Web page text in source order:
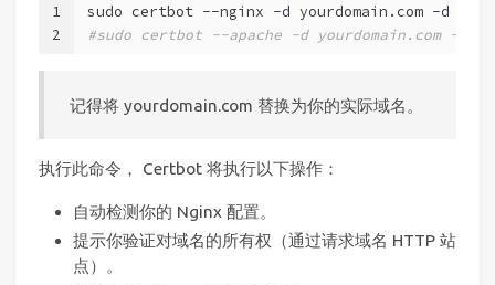
1
2
sudo certbot --nginx -d yourdomain.com -d
#sudo certbot --apache -d yourdomain.com -d
记得将 yourdomain.com 替换为你的实际域名。
执行此命令， Certbot 将执行以下操作：
自动检测你的 Nginx 配置。
提示你验证对域名的所有权（通过请求域名 HTTP 站
点）。